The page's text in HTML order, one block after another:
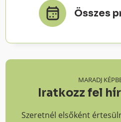
Összes
MARADJ
Iratkozz fel
Szeretnél elsőként